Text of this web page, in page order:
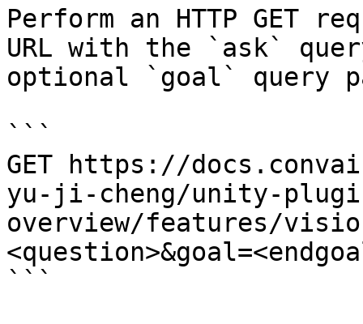
Perform an HTTP GET
URL with the `ask`
optional `goal` query
```
GET https://
yu-ji-cheng/unity-
overview/features/
```